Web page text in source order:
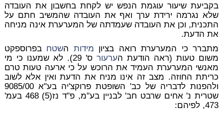
בקביעת שיעור עוגמת הנפש יש לקחת בחשבון את העובדה
שלא נגרמה ירידת ערך ואף את העובדה שהמשיב חתם על
התכנית, וכן את העובדה שעמדתה של המערערת אינה מניחה
את הדעת.
מתברר כי המערערת רואה בציון מידות השטח בפרוספקט
משום טעות (ראה הודעת הערעור
ס' 29). לא שמענו כי מי
מאנשי המערערת העמיד את הרוכש על כי ארעה טעות טרם
כריתת החוזה. מצב זה אינו מניח את הדעת ואין אלא לשוב
ולהפנות לדבריה של כב' השופטת פרוקצ'יה בע"א 9085/00
שטרית נ' אחים שרבט חב' לבניין בע"מ, פ"ד נז(5) 468 בעמ'
473, לפיהם: